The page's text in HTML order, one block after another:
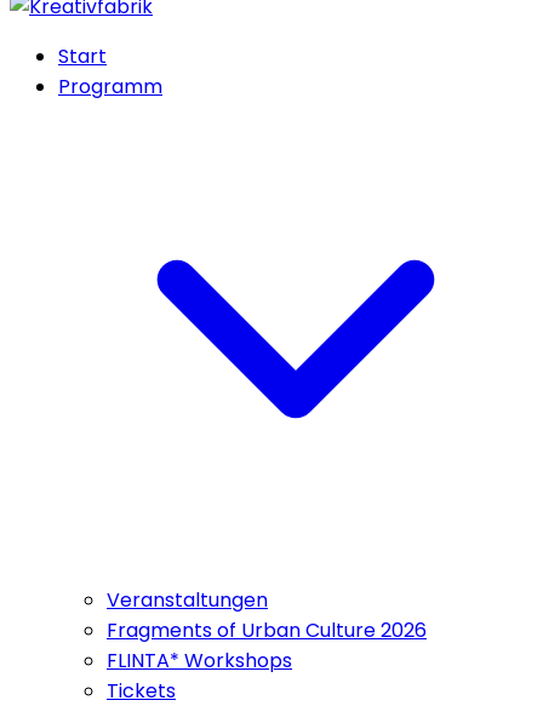
Start
Programm
Veranstaltungen
Fragments of Urban Culture 2026
FLINTA* Workshops
Tickets